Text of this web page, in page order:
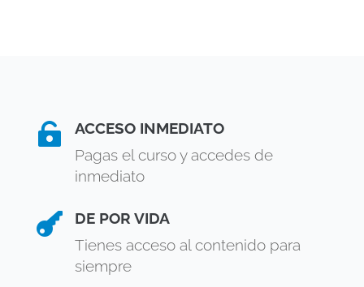

ACCESO INMEDIATO
Pagas el curso y accedes de
inmediato

DE POR VIDA
Tienes acceso al contenido para
siempre